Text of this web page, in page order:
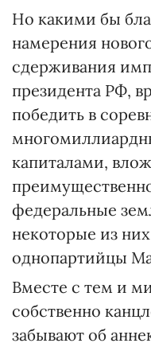
Но какими бы
намерения
сдерживания
президента РФ,
победить в
капиталами,
федеральные
некоторые из
однопартийцы
Вместе с тем и
собственно
забывают об